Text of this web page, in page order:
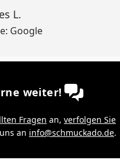
L.
Google
weiter!
Fragen an, verfolgen Sie
an info@schmuckado.de.